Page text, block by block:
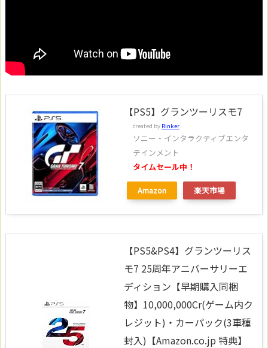
【PS5】グランツーリスモ7
created by Rinker
ソニー・インタラクティブエンタ
テインメント
タイムセール中！
Amazon 楽天市場
【PS5&PS4】グランツーリス
モ7 25周年アニバーサリーエ
ディション【早期購入同梱
物】10,000,000Cr(ゲーム内ク
レジット)・カーパック(3車種
封入)【Amazon.co.jp 特典】